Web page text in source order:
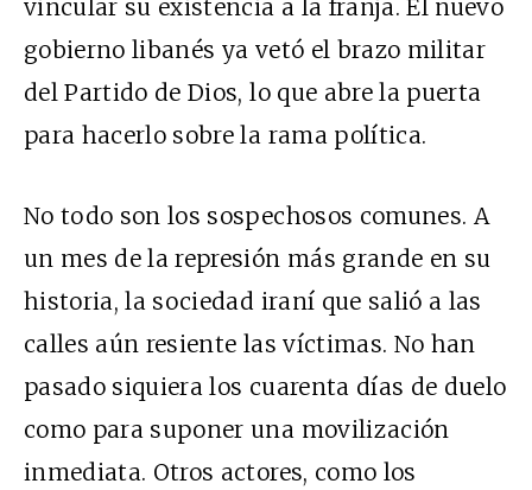
vincular su existencia a la franja. El nuevo
gobierno libanés ya vetó el brazo militar
del Partido de Dios, lo que abre la puerta
para hacerlo sobre la rama política.
No todo son los sospechosos comunes. A
un mes de la represión más grande en su
historia, la sociedad iraní que salió a las
calles aún resiente las víctimas. No han
pasado siquiera los cuarenta días de duelo
como para suponer una movilización
inmediata. Otros actores, como los